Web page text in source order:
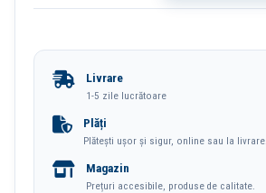
Pix
Mecanism
Roz-
Livrare
1-5 zile lucrătoare
Plăți
Plătești ușor și sigur, online sau la livrare.
Magazin
Prețuri accesibile, produse de calitate.